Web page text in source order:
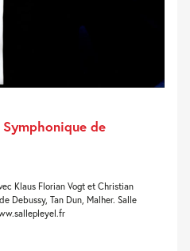
de
Klaus Florian Vogt et Christian
Debussy, Tan Dun, Malher. Salle